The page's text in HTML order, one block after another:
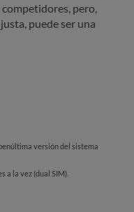
pero,
puede ser una
versión del sistema
a la vez (dual SIM).